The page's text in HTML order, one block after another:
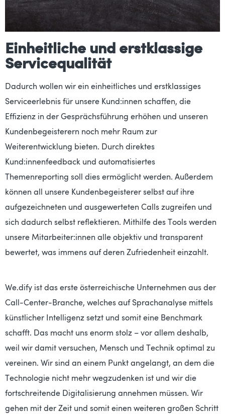
Einheitliche und erstklassige
Servicequalität
Dadurch wollen wir ein einheitliches und erstklassiges
Serviceerlebnis für unsere Kund:innen schaffen, die
Effizienz in der Gesprächsführung erhöhen und unseren
Kundenbegeisterern noch mehr Raum zur
Weiterentwicklung bieten. Durch direktes
Kund:innenfeedback und automatisiertes
Themenreporting soll dies ermöglicht werden. Außerdem
können all unsere Kundenbegeisterer selbst auf ihre
aufgezeichneten und ausgewerteten Calls zugreifen und
sich dadurch selbst reflektieren. Mithilfe des Tools werden
unsere Mitarbeiter:innen alle objektiv und transparent
bewertet, was immens auf deren Zufriedenheit einzahlt.
We.dify ist das erste österreichische Unternehmen aus der
Call-Center-Branche, welches auf Sprachanalyse mittels
künstlicher Intelligenz setzt und somit eine Benchmark
schafft. Das macht uns enorm stolz – vor allem deshalb,
weil wir damit versuchen, Mensch und Technik optimal zu
vereinen. Wir sind an einem Punkt angelangt, an dem die
Technologie nicht mehr wegzudenken ist und wir die
fortschreitende Digitalisierung annehmen müssen. Wir
gehen mit der Zeit und somit einen weiteren großen Schritt